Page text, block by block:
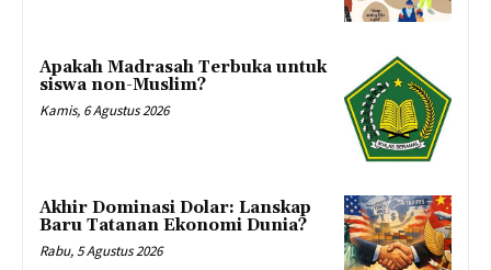
Apakah Madrasah Terbuka untuk
siswa non-Muslim?
Kamis, 6 Agustus 2026
Akhir Dominasi Dolar: Lanskap
Baru Tatanan Ekonomi Dunia?
Rabu, 5 Agustus 2026